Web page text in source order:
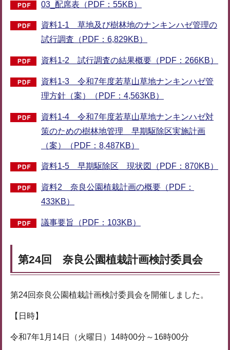
03_配席表（PDF：55KB）
資料1-1 草地及び樹林地のナンキンハゼ管理の
試行調査（PDF：6,829KB）
資料1-2 試行調査の結果概要（PDF：266KB）
資料1-3 令和7年度若草山草地ナンキンハゼ管
理方針（案）（PDF：4,563KB）
資料1-4 令和7年度若草山草地ナンキンハゼ対
策のための樹林地管理 早期駆除区実施計画
（案）（PDF：8,487KB）
資料1-5 早期駆除区 現状図（PDF：870KB）
資料2 奈良公園植栽計画の概要（PDF：
433KB）
議事要旨（PDF：103KB）
第24回 奈良公園植栽計画検討委員会
第24回奈良公園植栽計画検討委員会を開催しました。
【日時】
令和7年1月14日（火曜日）14時00分～16時00分